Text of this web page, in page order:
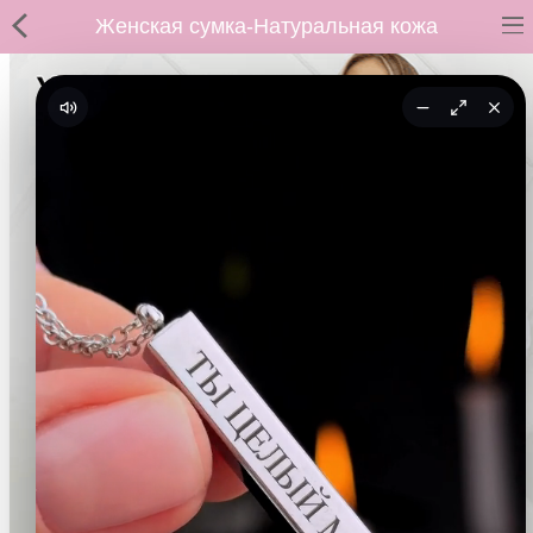
ВСЕ ТОВАРЫ
Кастомные коврики
Бейсболки
CoolPass
Женская сумка-Натуральная кожа